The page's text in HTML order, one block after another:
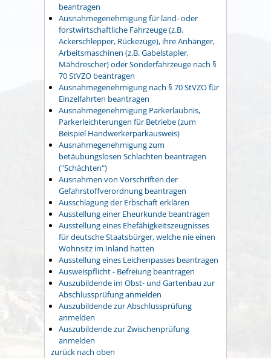
beantragen
Ausnahmegenehmigung für land- oder
forstwirtschaftliche Fahrzeuge (z.B.
Ackerschlepper, Rückezüge), ihre Anhänger,
Arbeitsmaschinen (z.B. Gabelstapler,
Mähdrescher) oder Sonderfahrzeuge nach §
70 StVZO beantragen
Ausnahmegenehmigung nach § 70 StVZO für
Einzelfahrten beantragen
Ausnahmegenehmigung Parkerlaubnis,
Parkerleichterungen für Betriebe (zum
Beispiel Handwerkerparkausweis)
Ausnahmegenehmigung zum
betäubungslosen Schlachten beantragen
("Schächten")
Ausnahmen von Vorschriften der
Gefahrstoffverordnung beantragen
Ausschlagung der Erbschaft erklären
Ausstellung einer Eheurkunde beantragen
Ausstellung eines Ehefähigkeitszeugnisses
für deutsche Staatsbürger, welche nie einen
Wohnsitz im Inland hatten
Ausstellung eines Leichenpasses beantragen
Ausweispflicht - Befreiung beantragen
Auszubildende im Obst- und Gartenbau zur
Abschlussprüfung anmelden
Auszubildende zur Abschlussprüfung
anmelden
Auszubildende zur Zwischenprüfung
anmelden
zurück nach oben